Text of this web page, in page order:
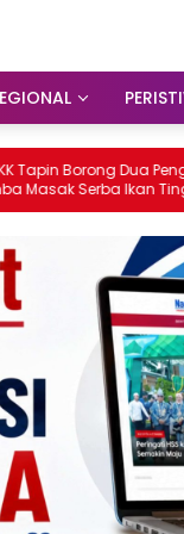
Penghargaan di
Tingkat Kalsel